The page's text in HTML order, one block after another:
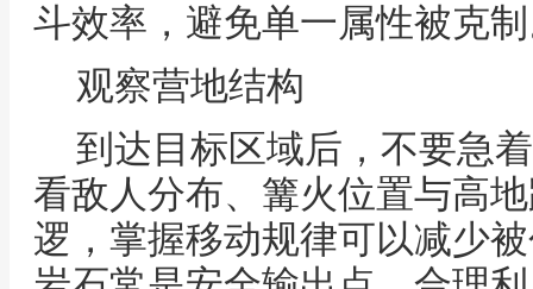
斗效率，避免单一属性被克
观察营地结构
到达目标区域后，不要急
看敌人分布、篝火位置与高
逻，掌握移动规律可以减少